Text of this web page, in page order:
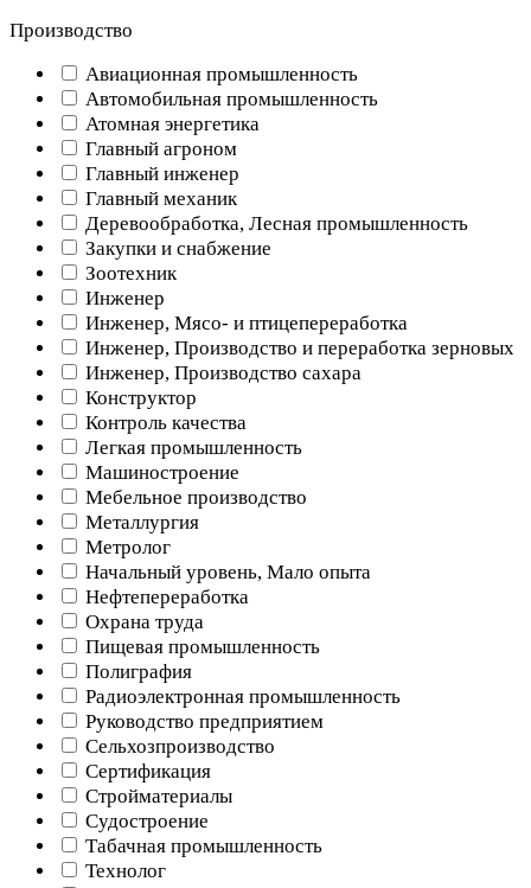
Производство
Авиационная промышленность
Автомобильная промышленность
Атомная энергетика
Главный агроном
Главный инженер
Главный механик
Деревообработка, Лесная промышленность
Закупки и снабжение
Зоотехник
Инженер
Инженер, Мясо- и птицепереработка
Инженер, Производство и переработка зерновых
Инженер, Производство сахара
Конструктор
Контроль качества
Легкая промышленность
Машиностроение
Мебельное производство
Металлургия
Метролог
Начальный уровень, Мало опыта
Нефтепереработка
Охрана труда
Пищевая промышленность
Полиграфия
Радиоэлектронная промышленность
Руководство предприятием
Сельхозпроизводство
Сертификация
Стройматериалы
Судостроение
Табачная промышленность
Технолог